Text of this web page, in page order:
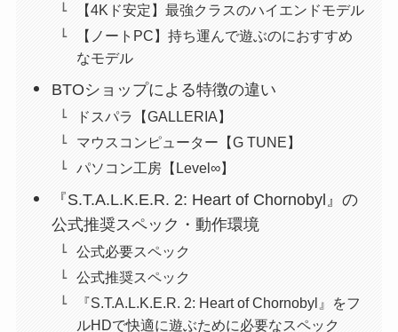
【4Kド安定】最強クラスのハイエンドモデル
【ノートPC】持ち運んで遊ぶのにおすすめ
なモデル
BTOショップによる特徴の違い
ドスパラ【GALLERIA】
マウスコンピューター【G TUNE】
パソコン工房【Level∞】
『S.T.A.L.K.E.R. 2: Heart of Chornobyl』の
公式推奨スペック・動作環境
公式必要スペック
公式推奨スペック
『S.T.A.L.K.E.R. 2: Heart of Chornobyl』をフ
ルHDで快適に遊ぶために必要なスペック